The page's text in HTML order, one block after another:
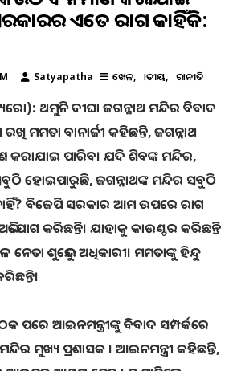
ଏତେ ରାଗ କାହିଁକି:
Satyapatha ଖେଳ ଜାତୀୟ ରାଜନୀତି
ଥମୁନି ଦୀଘା ଜଗନ୍ନାଥ ମନ୍ଦିର ବିବାଦ
ରଖି ମମତା ବାନାର୍ଜୀ କହିଛନ୍ତି, ଜଗନ୍ନାଥ
କରାଯାଇ ପାରିବ। ଯଦି ଶିବଙ୍କ ମନ୍ଦିର,
ହୋଇପାରୁଛି, ଜଗନ୍ନାଥଙ୍କ ମନ୍ଦିର ସବୁଠି
ବିଜେପି ସରକାର ଆମ ଉପରେ ରାଗ
କରିଛନ୍ତି। ଯାହାକୁ କାଉଣ୍ଟର କରିଛନ୍ତି
ଶୁଭେନ୍ଦୁ ଅଧିକାରୀ। ମମତାଙ୍କୁ ହିନ୍ଦୁ
ପରେ ଆଇନମନ୍ତ୍ରୀଙ୍କୁ ବିବାଦ ସମ୍ପର୍କରେ
ମୁଖ୍ୟ ପ୍ରଶାସକ । ଆଇନମନ୍ତ୍ରୀ କହିଛନ୍ତି,